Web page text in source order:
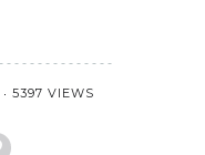
5397 VIEWS